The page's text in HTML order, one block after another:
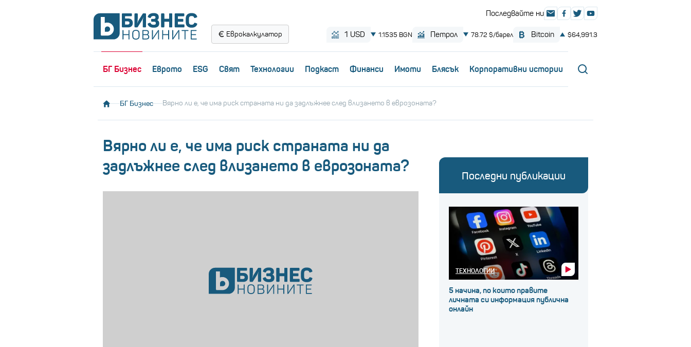
Еврокалкулатор
БГ Бизнес Еврото ESG Свят Технологии Пoдкаст Финанси Имоти Блясък Корпоративни истории
БГ Бизнес Вярно ли е, че има риск страната ни да задлъжнее след влизането в еврозоната?
Вярно ли е, че има риск страната ни да
задлъжнее след влизането в еврозоната?
Последни публикации
ТЕХНОЛОГИИ
5 начина, по които правите
личната си информация публична
онлайн